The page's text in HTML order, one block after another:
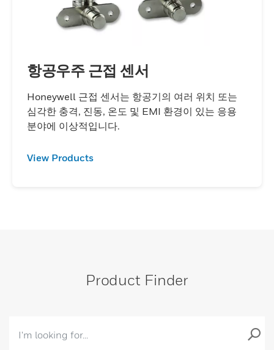
항공우주 근접 센서
Honeywell 근접 센서는 항공기의 여러 위치 또는
심각한 충격, 진동, 온도 및 EMI 환경이 있는 응용
분야에 이상적입니다.
View Products
Product Finder